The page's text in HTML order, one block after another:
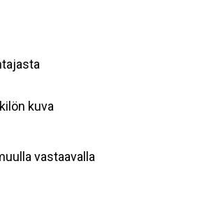
kuva
vastaavalla